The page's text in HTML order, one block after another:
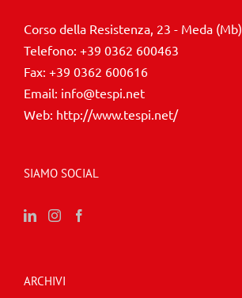
Corso della Resistenza, 23 - Meda (Mb)
Telefono: +39 0362 600463
Fax: +39 0362 600616
Email: info@tespi.net
Web: http://www.tespi.net/
SIAMO SOCIAL
ARCHIVI